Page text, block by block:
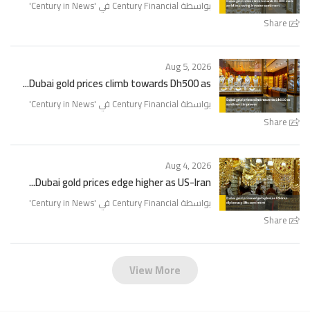
Share
بواسطة Century Financial في ' Century in News
'
Share
Aug 5, 2026
Dubai gold prices climb towards Dh500 as...
بواسطة Century Financial في ' Century in News
'
Share
Aug 4, 2026
Dubai gold prices edge higher as US-Iran...
بواسطة Century Financial في ' Century in News
'
View More